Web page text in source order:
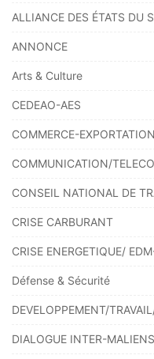
ALLIANCE DES ÉTATS DU
ANNONCE
Arts & Culture
CEDEAO-AES
COMMERCE-
COMMUNICATION/
CONSEIL NATIONAL DE
CRISE CARBURANT
CRISE ENERGETIQUE/
Défense & Sécurité
DEVELOPPEMENT/
DIALOGUE INTER-MALIENS